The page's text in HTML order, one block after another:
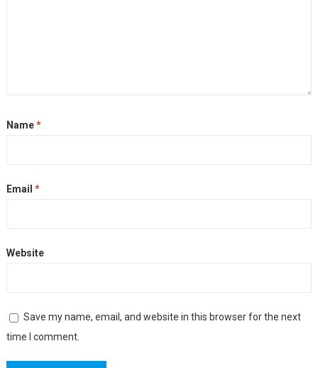
Name*
Email *
Website
Save my name, email, and website in this browser for the next
time I comment.